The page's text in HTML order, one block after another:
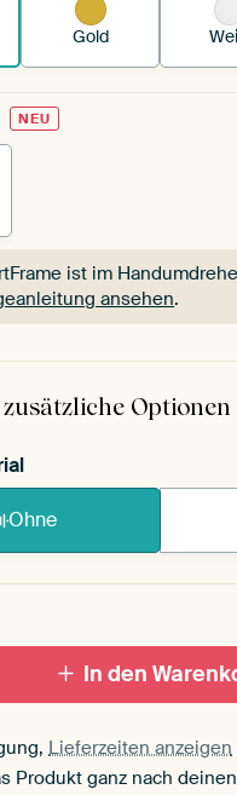
Gold
NEU
ist im
ansehen.
ist im
Optionen
Ohne
In den
Lieferzeiten anzeigen
Produkt ganz nach